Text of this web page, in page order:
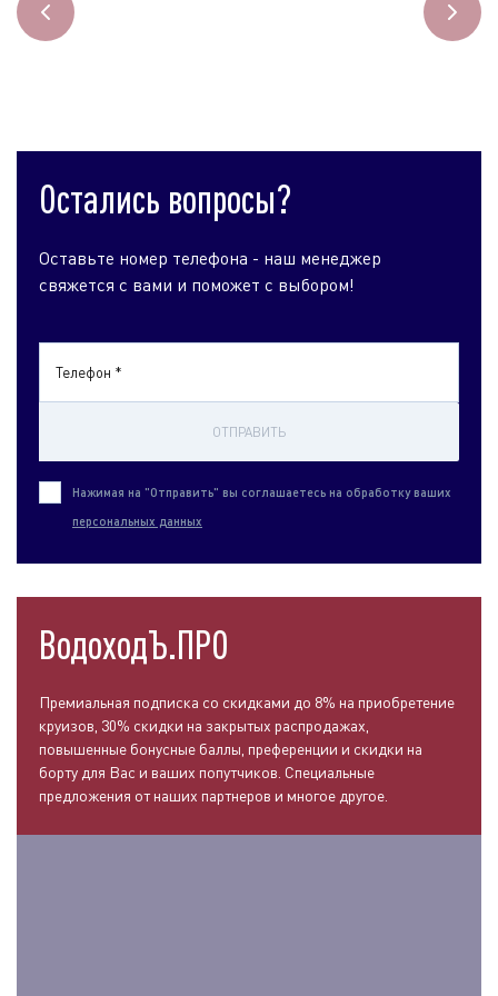
Остались вопросы?
Оставьте номер телефона - наш менеджер
свяжется с вами и поможет с выбором!
Телефон *
ОТПРАВИТЬ
Нажимая на "Отправить" вы соглашаетесь на обработку ваших
персональных данных
ВодоходЪ.ПРО
Премиальная подписка со скидками до 8% на приобретение
круизов, 30% скидки на закрытых распродажах,
повышенные бонусные баллы, преференции и скидки на
борту для Вас и ваших попутчиков. Специальные
предложения от наших партнеров и многое другое.